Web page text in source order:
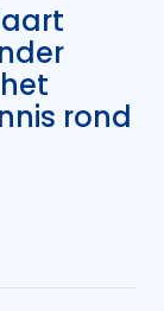
rond